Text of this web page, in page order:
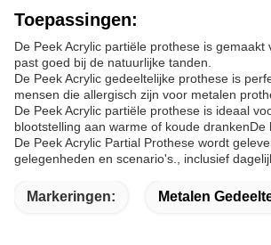
Toepassingen:
De Peek Acrylic partiële prothese is
past goed bij de natuurlijke tanden.
De Peek Acrylic gedeeltelijke prothese is
mensen die allergisch zijn voor metalen
De Peek Acrylic partiële prothese is ideaal
blootstelling aan warme of koude
De Peek Acrylic Partial Prothese wordt
gelegenheden en scenario's., inclusief
Markeringen: Metalen